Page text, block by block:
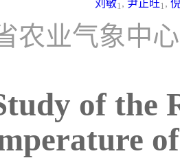
刘敏1, 尹正旺1,
农业气象中
of the